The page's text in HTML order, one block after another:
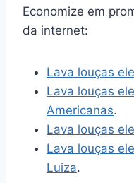
Economize em
da internet:
Lava louças
Lava louças
Americanas.
Lava louças
Lava louças
Luiza.